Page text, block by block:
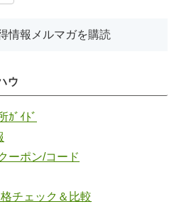
ウ
ｶﾞｲﾄﾞ
ーポン/コード
チェック＆比較